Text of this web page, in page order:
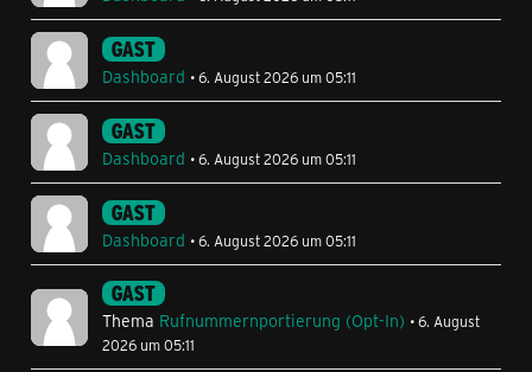
GAST
Dashboard 6. August 2026 um 05:11
GAST
Dashboard 6. August 2026 um 05:11
GAST
Dashboard 6. August 2026 um 05:11
GAST
Thema Rufnummernportierung (Opt-In)
6. August
2026 um 05:11